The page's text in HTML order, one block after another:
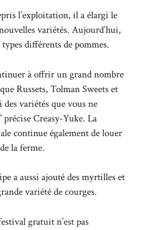
l’exploitation, il a élargi le
variétés. Aujourd’hui,
différents de pommes.
à offrir un grand nombre
Russets, Tolman Sweets et
variétés que vous ne
précise Creasy-Yuke. La
continue également de louer
la ferme.
a aussi ajouté des myrtilles et
variété de courges.
gratuit n’est pas